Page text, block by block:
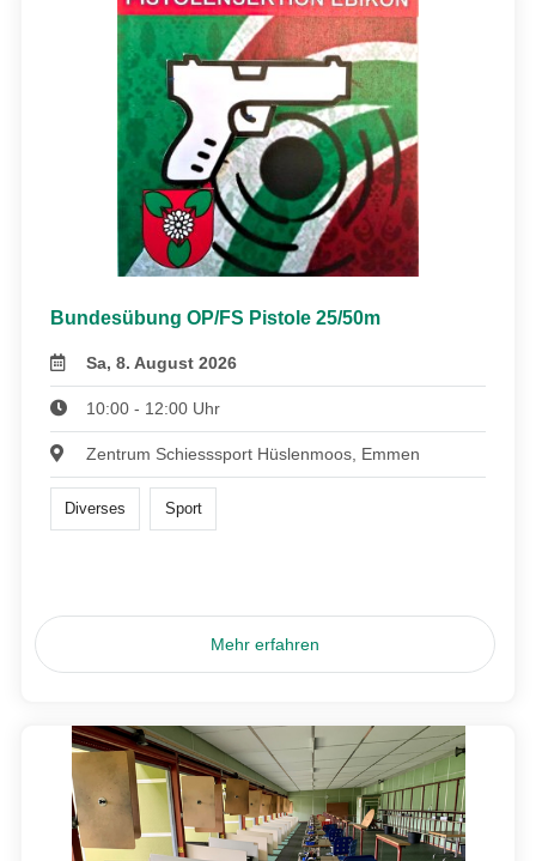
Bundesübung OP/FS Pistole 25/50m
Sa, 8. August 2026
10:00 - 12:00 Uhr
Zentrum Schiesssport Hüslenmoos, Emmen
Diverses Sport
Mehr erfahren